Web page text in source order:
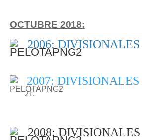
OCTUBRE 2018:
2006: DIVISIONALES
2007: DIVISIONALES
21.
2008: DIVISIONALES